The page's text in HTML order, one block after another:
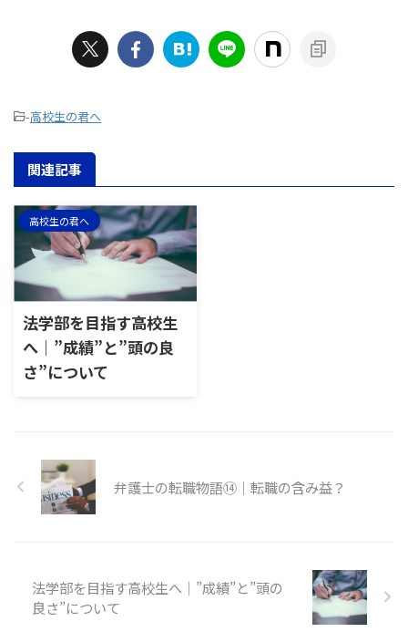
-高校生の君へ
関連記事
高校生の君へ
法学部を目指す高校生
へ｜”成績”と”頭の良
さ”について
弁護士の転職物語⑭｜転職の含み益？
法学部を目指す高校生へ｜”成績”と”頭の
良さ”について